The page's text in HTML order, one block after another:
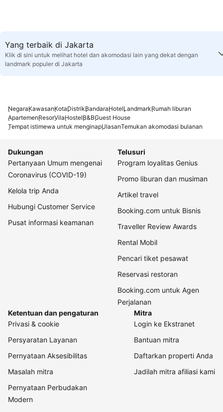
Yang terbaik di Jakarta
Klik di sini untuk melihat hotel dan akomodasi lain yang dekat dengan
landmark populer di Jakarta
NegaraKawasanKotaDistrikBandaraHotelLandmarkRumah liburan
ApartemenResorVilaHostelB&BGuest House
Tempat istimewa untuk menginapUlasanTemukan akomodasi bulanan
Dukungan
Pertanyaan Umum mengenai
Coronavirus (COVID-19)
Kelola trip Anda
Hubungi Customer Service
Pusat informasi keamanan
Telusuri
Program loyalitas Genius
Promo liburan dan musiman
Artikel travel
Booking.com untuk Bisnis
Traveller Review Awards
Rental Mobil
Pencari tiket pesawat
Reservasi restoran
Booking.com untuk Agen
Perjalanan
Ketentuan dan pengaturan
Privasi & cookie
Persyaratan Layanan
Pernyataan Aksesibilitas
Masalah mitra
Pernyataan Perbudakan
Modern
Mitra
Login ke Ekstranet
Bantuan mitra
Daftarkan properti Anda
Jadilah mitra afiliasi kami